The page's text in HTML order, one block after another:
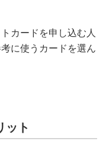
カードを申し込む人
に使うカードを選ん
ット